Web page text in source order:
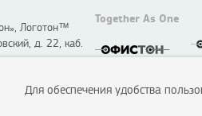
Логотон™
д. 22, каб.
Together As One
Для обеспечения удобства